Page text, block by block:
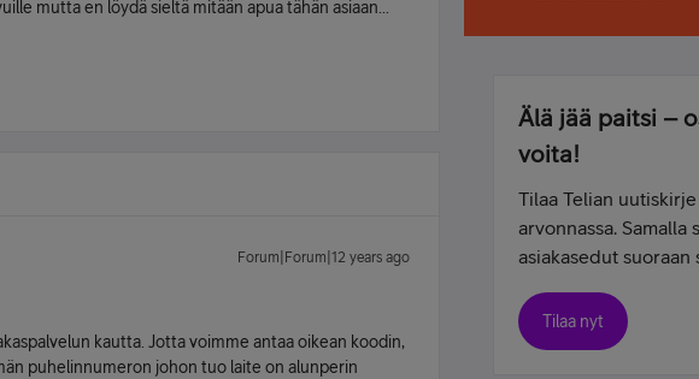
mutta en löydä sieltä mitään apua tähän asiaan...
Forum|Forum|12 years ago
kautta. Jotta voimme antaa oikean koodin,
puhelinnumeron johon tuo laite on alunperin
Älä jää paitsi –
voita!
Tilaa Telian
arvonnassa. Samalla
asiakasedut suoraan
Tilaa nyt